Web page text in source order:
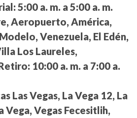
5:00 a. m. a 5:00 a. m.
Aeropuerto, América,
Venezuela, El Edén,
Los Laureles,
10:00 a. m. a 7:00 a.
Las Vegas, La Vega 12, La
Vega, Vegas Fecesitlih,